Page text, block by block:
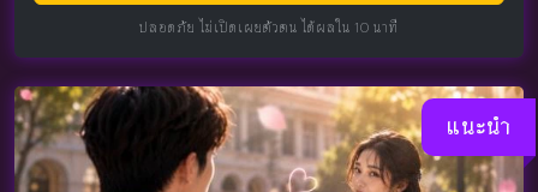
ปลอดภัย ไม่เปิดเผยตัวตน ได้ผลใน 10 นาที
แนะนำ